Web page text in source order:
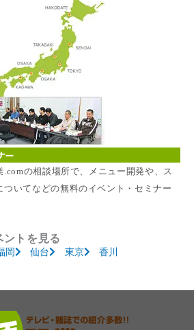
の相談場所で、メニュー開発や、ス
ついてなどの無料のイベント・セミナー
ントを見る
岡 仙台 東京 香川